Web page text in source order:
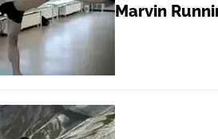
Marvin